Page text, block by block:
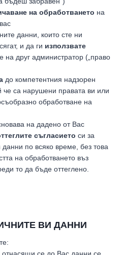
на обработването на
данни, които сте ни
и да ги използвате
на друг администратор („право
до компетентния надзорен
че са нарушени правата ви или
обработване на
на дадено от Вас
съгласието си за
по всяко време, без това
на обработването въз
то да бъде оттеглено.
ВИ ДАННИ
се до Вас данни се